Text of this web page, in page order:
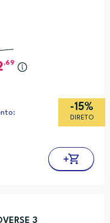
-15%
DIRETO
,69
3